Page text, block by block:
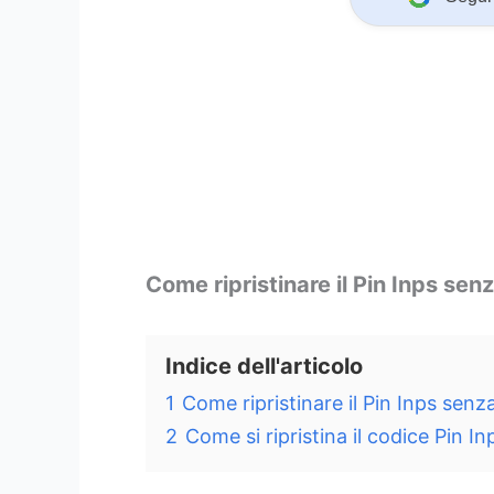
Come ripristinare il Pin Inps
Indice dell'articolo
1 Come ripristinare il Pin Inps
2 Come si ripristina il codice Pin